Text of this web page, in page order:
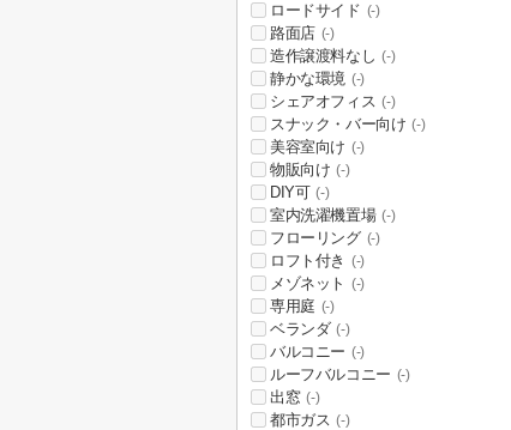
ロードサイド (-)
路面店 (-)
造作譲渡料なし (-)
静かな環境 (-)
シェアオフィス (-)
スナック・バー向け (-)
美容室向け (-)
物販向け (-)
DIY可 (-)
室内洗濯機置場 (-)
フローリング (-)
ロフト付き (-)
メゾネット (-)
専用庭 (-)
ベランダ (-)
バルコニー (-)
ルーフバルコニー (-)
出窓 (-)
都市ガス (-)